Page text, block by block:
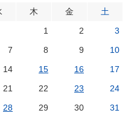
められていますが、まだ解決には時
す。様々なリスクを防ぐためにも、
を一度検討してみることをお勧めし
もサポートいたしますので、ぜひ弊
にお悩みの方】 【解体工事に活用で
会社スカイリクエストにお任せ下さ
カイリクエストは大阪府藤井寺市に
必要な資金を効率的に調達できま
用を含めて住宅ローンを利用するこ
が高額になる点に注意が必要で
て 両方のローンには審査がありま
に応じて通りやすさが異なる場合が
状況に合わせて、どちらのローンが
場合、空き家解体ローンを利用する
終的には廃棄物を埋立て処分しま
れているようです。■ポイント 解体
廃棄物の処理には、十分な注意が必
理法に基づいており、厳格な規定が
さまざまな許可が必要であり、廃棄
、大阪の皆さんがこの法律や規定を
ありません。法令で定められた約
けられており、これに基づいて
と呼ばれています。 【解体工事にお
業者が分別し、通常は廃棄物処理業
法律で定められた義務がありますの
生した産業廃棄物の処理を委託する
物処理業者と委託契約書を結ぶ必要
木 金
土
1
2
3
7 8 9
10
14 15 16
17
21 22 23
24
28 29 30 31
せんので、